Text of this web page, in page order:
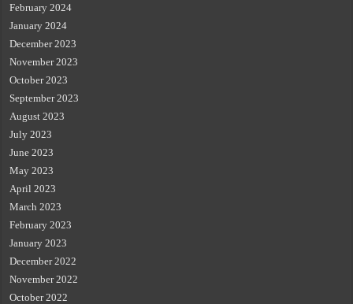
February 2024
January 2024
December 2023
November 2023
October 2023
September 2023
August 2023
July 2023
June 2023
May 2023
April 2023
March 2023
February 2023
January 2023
December 2022
November 2022
October 2022